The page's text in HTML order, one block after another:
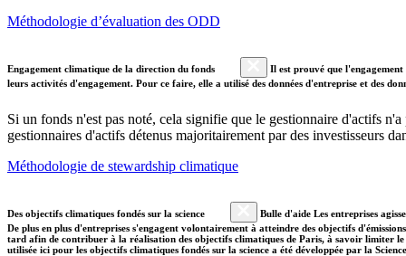
Méthodologie d’évaluation des ODD
Engagement climatique de la direction du fonds
Il est prouvé que
leurs activités d'engagement. Pour ce faire, elle a utilisé des données d'entreprise et des
Si un fonds n'est pas noté, cela signifie que le gestionnaire d'actifs
gestionnaires d'actifs détenus majoritairement par des investisseurs
Méthodologie de stewardship climatique
Des objectifs climatiques fondés sur la science
Bulle d'aide Les entreprises
De plus en plus d'entreprises s'engagent volontairement à atteindre des objectifs
tard afin de contribuer à la réalisation des objectifs climatiques de Paris, à savoir limiter
utilisée ici pour les objectifs climatiques fondés sur la science a été développée par la